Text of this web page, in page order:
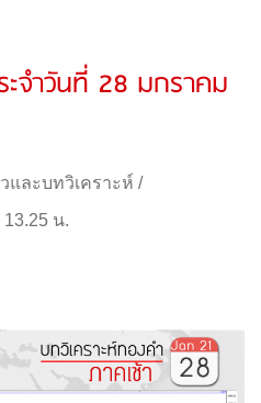
ะจำวันที่ 28 มกราคม
และบทวิเคราะห์ /
น.